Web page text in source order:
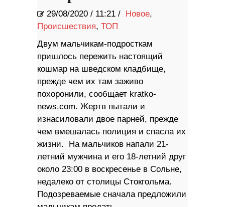
29/08/2020 / 11:21 / Новое,
Происшествия, ТОП
Двум мальчикам-подросткам
пришлось пережить настоящий
кошмар на шведском кладбище,
прежде чем их там заживо
похоронили, сообщает kratko-
news.com. Жертв пытали и
изнасиловали двое парней, прежде
чем вмешалась полиция и спасла их
жизни. На мальчиков напали 21-
летний мужчина и его 18-летний друг
около 23:00 в воскресенье в Сольне,
недалеко от столицы Стокгольма.
Подозреваемые сначала предложили